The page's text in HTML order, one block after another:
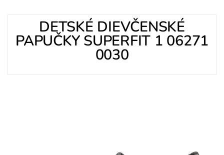
DETSKÉ DIEVČENSKÉ
PAPUČKY SUPERFIT 1 06271
0030